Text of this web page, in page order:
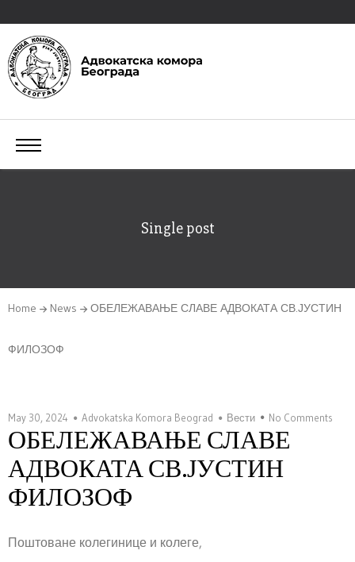
Single post
Home News ОБЕЛЕЖАВАЊЕ СЛАВЕ АДВОКАТА СВ.ЈУСТИН
ФИЛОЗОФ
May 30, 2024 Advokatska Komora Beograd Вести No Comments
ОБЕЛЕЖАВАЊЕ СЛАВЕ
АДВОКАТА СВ.ЈУСТИН
ФИЛОЗОФ
Поштоване колегинице и колеге,